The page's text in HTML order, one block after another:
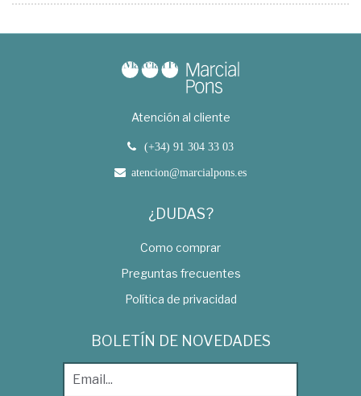
Atención al cliente
(+34) 91 304 33 03
atencion@marcialpons.es
¿DUDAS?
Como comprar
Preguntas frecuentes
Política de privacidad
BOLETÍN DE NOVEDADES